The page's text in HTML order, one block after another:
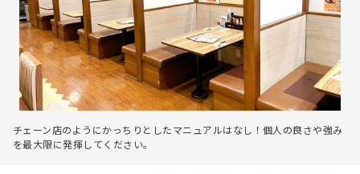
チェーン店のようにかっちりとしたマニュアルはなし！個人の良さや強み
を最大限に発揮してください。